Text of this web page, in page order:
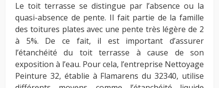
Le toit terrasse se distingue par l’absence ou la
quasi-absence de pente. Il fait partie de la famille
des toitures plates avec une pente très légère de 2
à 5%. De ce fait, il est important d’assurer
l’étanchéité du toit terrasse à cause de son
exposition à l’eau. Pour cela, l’entreprise Nettoyage
Peinture 32, établie à Flamarens du 32340, utilise